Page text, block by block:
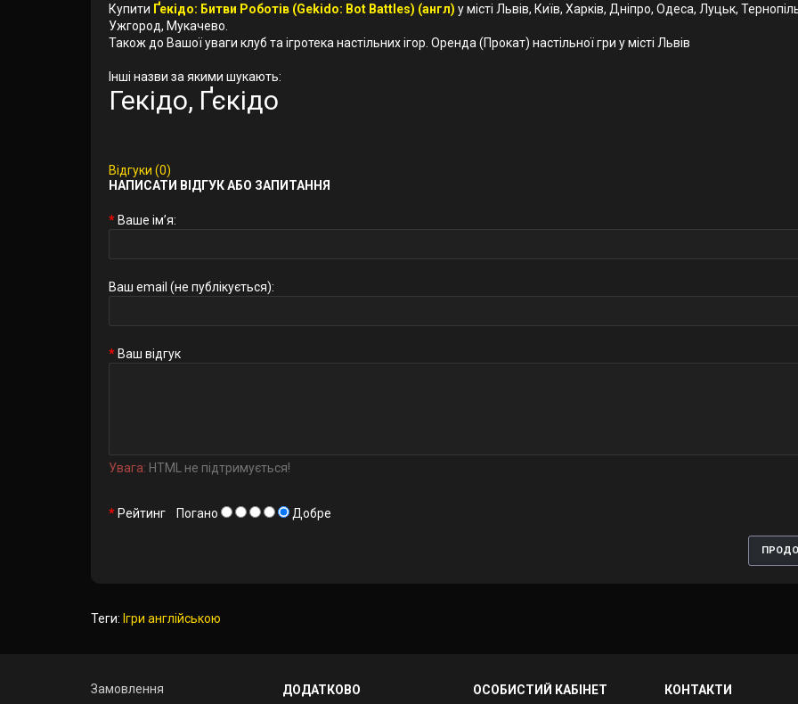
Купити Ґекідо: Битви Роботів (Gekido: Bot Battles) (англ) у місті Львів, Київ, Харків, Дніпро, Одеса, Луцьк,
Ужгород, Мукачево.
Також до Вашої уваги клуб та ігротека настільних ігор. Оренда (Прокат) настільної гри у місті Львів
Інші назви за якими шукають:
Гекідо, Ґєкідо
Відгуки (0)
НАПИСАТИ ВІДГУК АБО ЗАПИТАННЯ
Ваше ім’я:
Ваш email (не публікується):
Ваш відгук
Увага: HTML не підтримується!
Рейтинг Погано Добре
Теги: Ігри англійською
Замовлення ДОДАТКОВО ОСОБИСТИЙ КАБІНЕТ КОНТАКТИ